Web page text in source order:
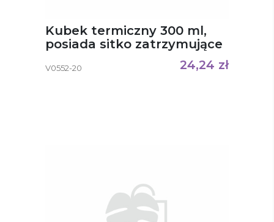
Kubek termiczny 300 ml,
posiada sitko zatrzymujące
V0552-20 24,24 zł